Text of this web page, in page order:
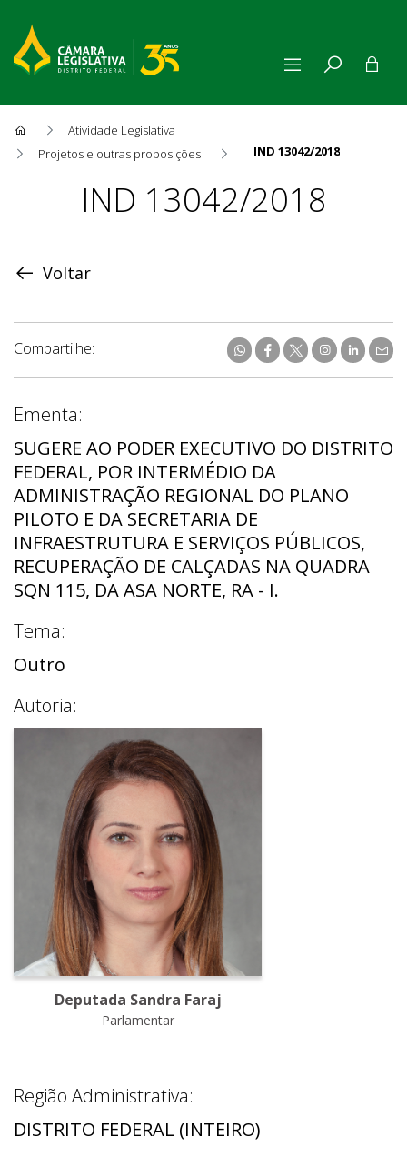
Atividade Legislativa
Projetos e outras proposições
IND 13042/2018
ProposiçãoIND 13042/2018
Voltar
Compartilhe:
Ementa:
SUGERE AO PODER EXECUTIVO DO DISTRITO
FEDERAL, POR INTERMÉDIO DA
ADMINISTRAÇÃO REGIONAL DO PLANO
PILOTO E DA SECRETARIA DE
INFRAESTRUTURA E SERVIÇOS PÚBLICOS,
RECUPERAÇÃO DE CALÇADAS NA QUADRA
SQN 115, DA ASA NORTE, RA - I.
Tema:
Outro
Autoria:
Deputada Sandra Faraj
Parlamentar
Região Administrativa:
DISTRITO FEDERAL (INTEIRO)